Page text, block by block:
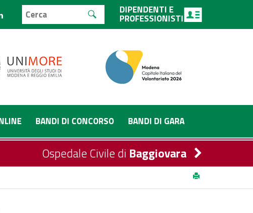
DIPENDENTI E
PROFESSIONISTI
BANDI DI CONCORSO BANDI DI GARA
Ospedale Civile di Baggiovara